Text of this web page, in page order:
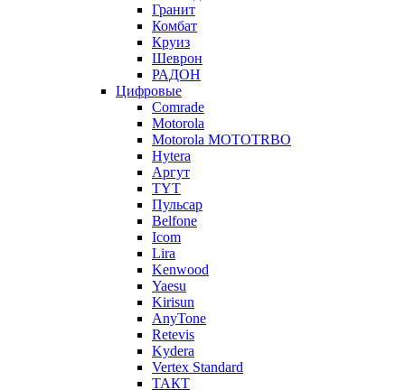
Гранит
Комбат
Круиз
Шеврон
РАДОН
Цифровые
Comrade
Motorola
Motorola MOTOTRBO
Hytera
Аргут
TYT
Пульсар
Belfone
Icom
Lira
Kenwood
Yaesu
Kirisun
AnyTone
Retevis
Kydera
Vertex Standard
ТАКТ